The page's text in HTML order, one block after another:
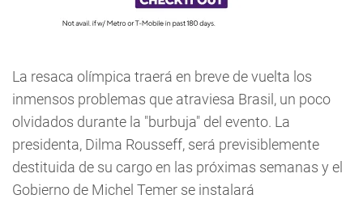
La resaca olímpica traerá en breve de vuelta los
inmensos problemas que atraviesa Brasil, un poco
olvidados durante la "burbuja" del evento. La
presidenta, Dilma Rousseff, será previsiblemente
destituida de su cargo en las próximas semanas y el
Gobierno de Michel Temer se instalará